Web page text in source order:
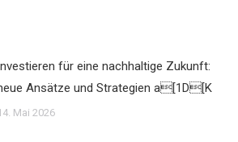
für eine nachhaltige Zukunft:
Ansätze und Strategien a[1D[K
Mai 2026